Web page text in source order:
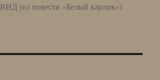
(из повести «Белый карлик»)